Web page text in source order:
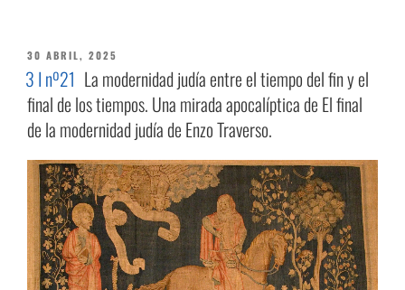
PUBLICADO
EL
30 ABRIL, 2025
3 I nº21 La modernidad judía entre el tiempo del fin y el
final de los tiempos. Una mirada apocalíptica de El final
de la modernidad judía de Enzo Traverso.